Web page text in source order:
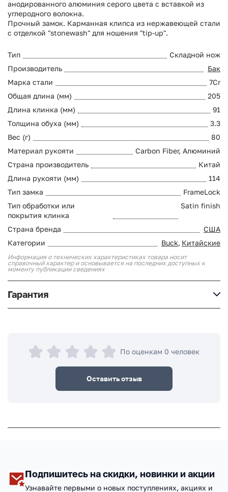
анодированного алюминия серого цвета с вставкой из
углеродного волокна.
Прочный замок. Карманная клипса из нержавеющей стали
с отделкой "stonewash" для ношения "tip-up".
Тип
Складной нож
Производитель
Бак
Марка стали
7Cr
Общая длина (мм)
205
Длина клинка (мм)
91
Толщина обуха (мм)
3.3
Вес (г)
80
Материал рукояти
Carbon Fiber, Алюминий
Страна производитель
Китай
Длина рукояти (мм)
114
Тип замка
FrameLock
Тип обработки или
покрытия клинка
Satin finish
Страна бренда
США
Категории
Buck, Китайские
Информация о технических характеристиках товара носит
справочный характер и основывается на последних доступных к
моменту публикации сведениях
Гарантия
По оценкам 0 человек
Оставить отзыв
Подпишитесь на скидки, новинки и акции
Узнавайте первыми о новых поступлениях, акциях и